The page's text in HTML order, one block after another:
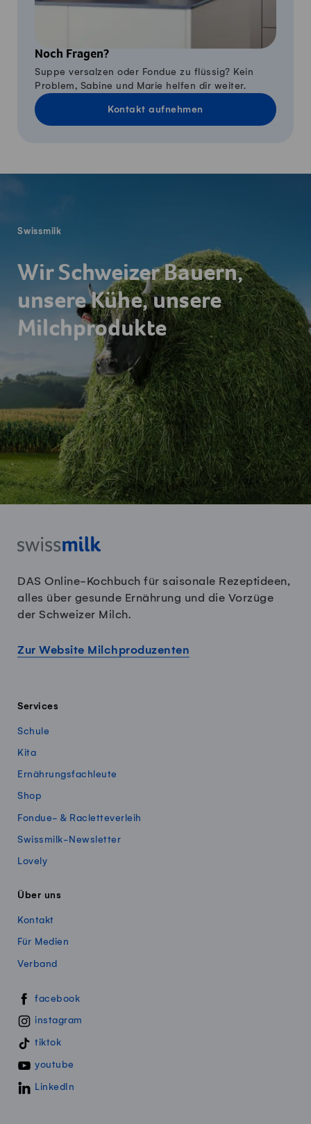
Noch Fragen?
Suppe versalzen oder Fondue zu flüssig? Kein
Problem, Sabine und Marie helfen dir weiter.
Kontakt aufnehmen
Swissmilk
Wir Schweizer Bauern,
unsere Kühe, unsere
Milchprodukte
DAS Online-Kochbuch für saisonale Rezeptideen,
alles über gesunde Ernährung und die Vorzüge
der Schweizer Milch.
Zur Website Milchproduzenten
Services
Schule
Kita
Ernährungsfachleute
Shop
Fondue- & Racletteverleih
Swissmilk-Newsletter
Lovely
Über uns
Kontakt
Für Medien
Verband
Swissmillk auf Social Media
facebook
instagram
tiktok
youtube
LinkedIn